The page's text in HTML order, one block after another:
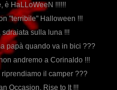
è HaLLoWeeN !!!!!!
"terribile" Halloween !!!
sdraiata sulla luna !!!
papà quando va in bici ???
andremo a Corinaldo !!!
riprendiamo il camper ???
Occasion, Rise to It !!!